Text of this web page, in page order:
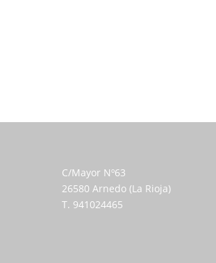
C/Mayor Nº63
26580 Arnedo (La Rioja)
T. 941024465